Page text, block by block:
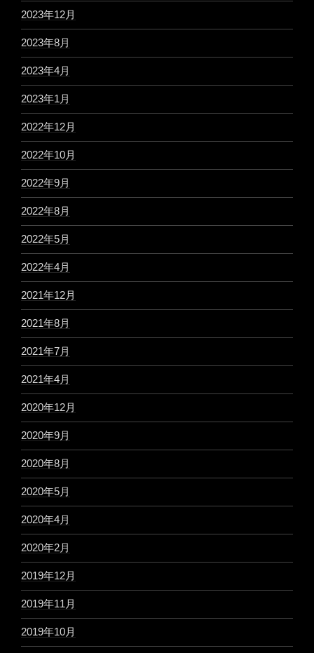
2023年12月
2023年8月
2023年4月
2023年1月
2022年12月
2022年10月
2022年9月
2022年8月
2022年5月
2022年4月
2021年12月
2021年8月
2021年7月
2021年4月
2020年12月
2020年9月
2020年8月
2020年5月
2020年4月
2020年2月
2019年12月
2019年11月
2019年10月